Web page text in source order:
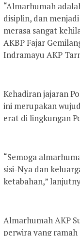
“Almarhumah
disiplin, dan
merasa sangat
AKBP Fajar
Indramayu AKP
Kehadiran jajaran
ini merupakan
erat di lingkungan
“Semoga
sisi-Nya dan
ketabahan,”
Almarhumah AKP
perwira yang